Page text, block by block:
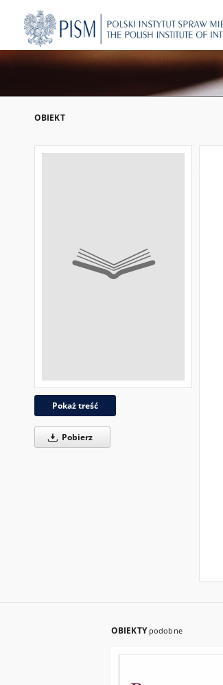
OBIEKT
Pokaż treść
Pobierz
OBIEKTY podobne